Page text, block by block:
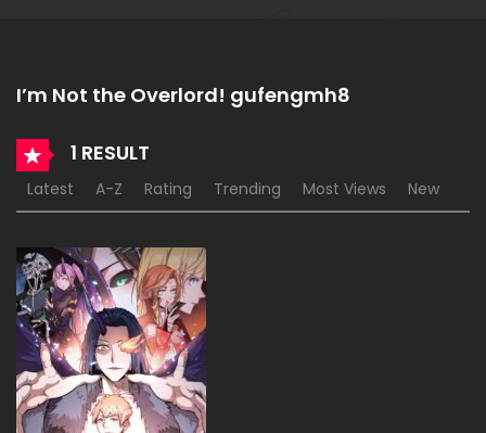
I’m Not the Overlord! gufengmh8
1 RESULT
Latest A-Z Rating Trending Most Views New